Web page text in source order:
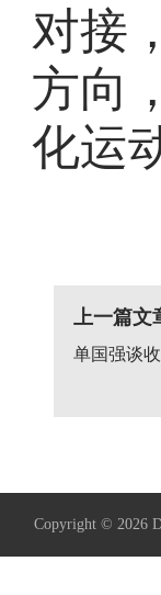
对接
方向
化运
上一篇文
单国强谈
Copyright © 2026